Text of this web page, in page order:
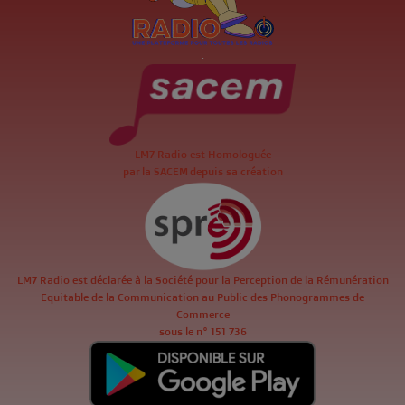
.
LM7 Radio est Homologuée
par la SACEM depuis sa création
LM7 Radio est déclarée à la Société pour la Perception de la Rémunération
Equitable de la Communication au Public des Phonogrammes de
Commerce
sous le n° 151 736